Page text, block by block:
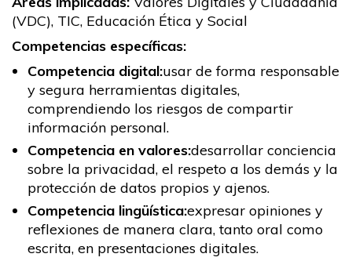
(VDC), TIC, Educación Ética y Social
Competencias específicas:
Competencia digital:usar de forma responsable
y segura herramientas digitales,
comprendiendo los riesgos de compartir
información personal.
Competencia en valores:desarrollar conciencia
sobre la privacidad, el respeto a los demás y la
protección de datos propios y ajenos.
Competencia lingüística:expresar opiniones y
reflexiones de manera clara, tanto oral como
escrita, en presentaciones digitales.